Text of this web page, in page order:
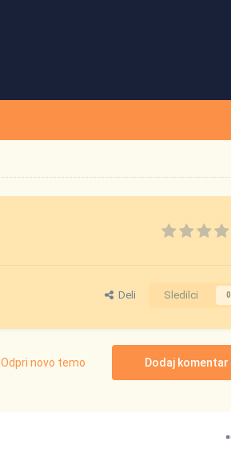
Deli Sledilci 0
Dodaj komentar
Odpri novo temo